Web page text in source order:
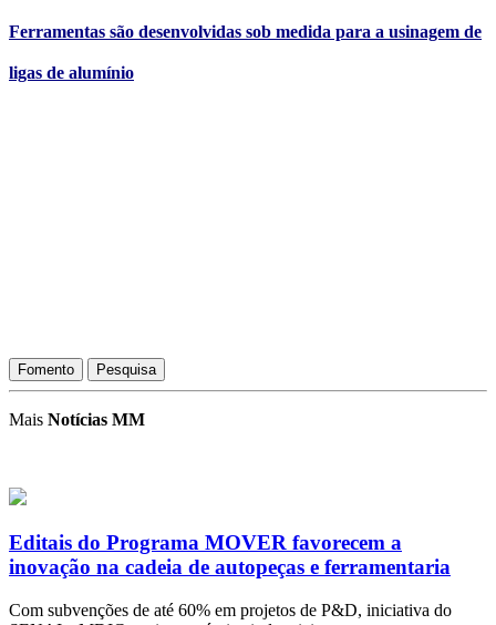
Ferramentas são desenvolvidas sob medida para a usinagem de
ligas de alumínio
Fomento Pesquisa
Mais Notícias MM
Editais do Programa MOVER favorecem a
inovação na cadeia de autopeças e ferramentaria
Com subvenções de até 60% em projetos de P&D, iniciativa do